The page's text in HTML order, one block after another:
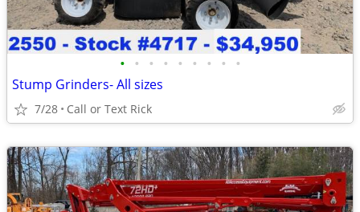
• • • • • • • • •
Stump Grinders- All sizes
7/28 Call or Text Rick